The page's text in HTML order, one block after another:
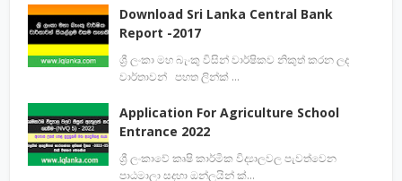
Download Sri Lanka Central Bank
Report -2017
ශ්‍රී ලංකා මහ බැංකු විසින් වාර්ෂිකව නිකුත් කරන ලද
වාර්තාවන් පහත ලින්ක් …
Application For Agriculture School
Entrance 2022
ශ්‍රී ලංකාවේ කෘෂි කාර්මික විද්‍යාලවල පැවත්වෙන
පාඨමාලා සදහා ඔන්ලයින් ක්…